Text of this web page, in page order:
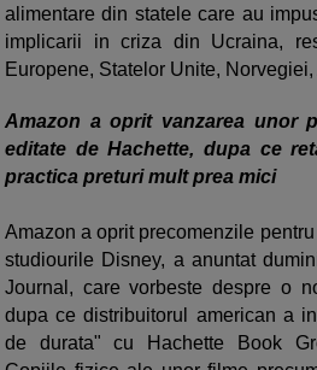
alimentare din statele care au
implicarii in criza din Ucraina,
Europene, Statelor Unite,
Amazon a oprit vanzarea unor
editate de Hachette, dupa ce
practica preturi mult prea mici
Amazon a oprit precomenzile
studiourile Disney, a anuntat
Journal, care vorbeste despre o
dupa ce distribuitorul american a
de durata" cu Hachette Book